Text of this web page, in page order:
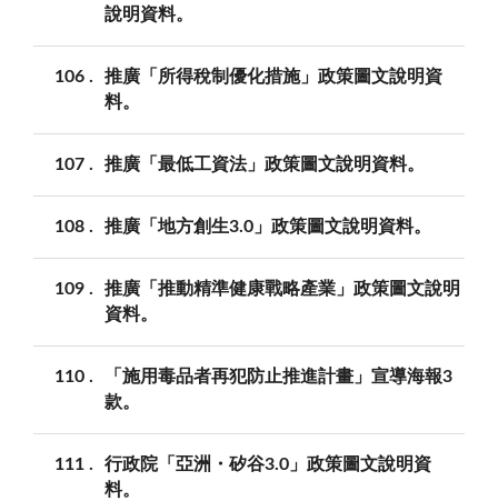
說明資料。
106
推廣「所得稅制優化措施」政策圖文說明資
料。
107 推廣「最低工資法」政策圖文說明資料。
108 推廣「地方創生3.0」政策圖文說明資料。
109
推廣「推動精準健康戰略產業」政策圖文說明
資料。
110
「施用毒品者再犯防止推進計畫」宣導海報3
款。
111
行政院「亞洲・矽谷3.0」政策圖文說明資
料。